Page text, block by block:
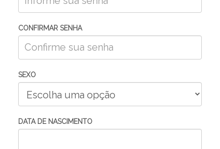
CONFIRMAR SENHA
SEXO
DATA DE NASCIMENTO